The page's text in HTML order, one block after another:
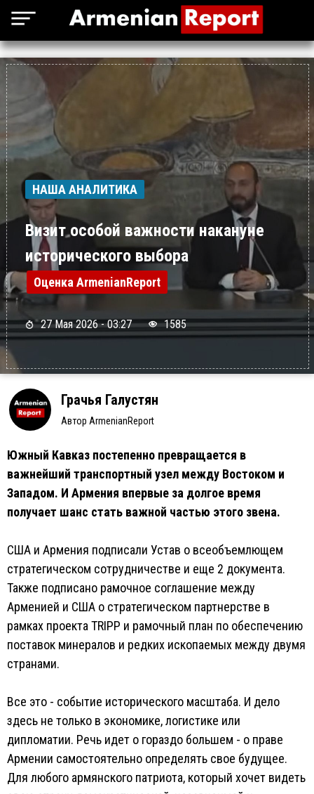
НАША АНАЛИТИКА
Визит особой важности накануне
исторического выбора
Оценка ArmenianReport
27 Мая 2026 - 03:27 1585
Грачья Галустян
Автор ArmenianReport
Южный Кавказ постепенно превращается в
важнейший транспортный узел между Востоком и
Западом. И Армения впервые за долгое время
получает шанс стать важной частью этого звена.
США и Армения подписали Устав о всеобъемлющем
стратегическом сотрудничестве и еще 2 документа.
Также подписано рамочное соглашение между
Арменией и США о стратегическом партнерстве в
рамках проекта TRIPP и рамочный план по обеспечению
поставок минералов и редких ископаемых между двумя
странами.
Все это - событие исторического масштаба. И дело
здесь не только в экономике, логистике или
дипломатии. Речь идет о гораздо большем - о праве
Армении самостоятельно определять свое будущее.
Для любого армянского патриота, который хочет видеть